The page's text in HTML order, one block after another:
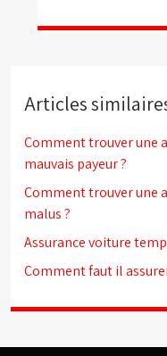
Articles
Comment trouver une
mauvais payeur ?
Comment trouver une
malus ?
Assurance voiture
Comment faut il